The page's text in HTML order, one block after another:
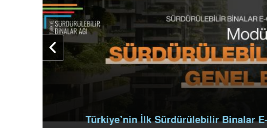
Türkiye’nin İlk Sürdürülebilir Binalar